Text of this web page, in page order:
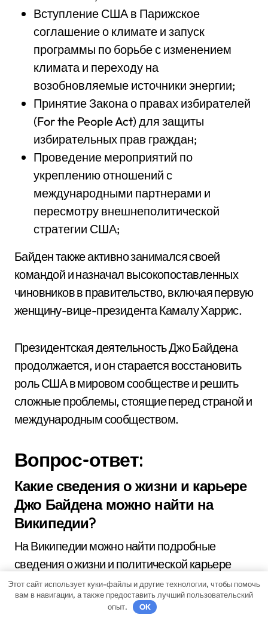
Вступление США в Парижское
соглашение о климате и запуск
программы по борьбе с изменением
климата и переходу на
возобновляемые источники энергии;
Принятие Закона о правах избирателей
(For the People Act) для защиты
избирательных прав граждан;
Проведение мероприятий по
укреплению отношений с
международными партнерами и
пересмотру внешнеполитической
стратегии США;
Байден также активно занимался своей
командой и назначал высокопоставленных
чиновников в правительство, включая первую
женщину-вице-президента Камалу Харрис.
Президентская деятельность Джо Байдена
продолжается, и он старается восстановить
роль США в мировом сообществе и решить
сложные проблемы, стоящие перед страной и
международным сообществом.
Вопрос-ответ:
Какие сведения о жизни и карьере
Джо Байдена можно найти на
Википедии?
На Википедии можно найти подробные
сведения о жизни и политической карьере
Джо Байдена. Статья рассказывает о его
раннем детстве и образовании, его семье,
бизнесе и о его военной службе. Она также
Этот сайт использует куки-файлы и другие технологии, чтобы помочь
вам в навигации, а также предоставить лучший пользовательский
опыт.
OK